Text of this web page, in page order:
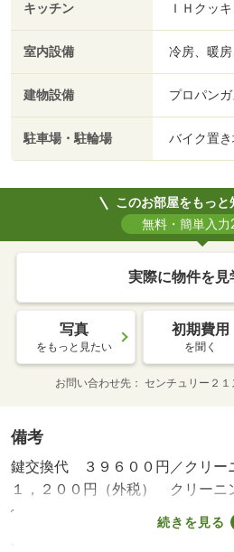
キッチン ＩＨクッ
室内設備 冷房、暖
建物設備 プロパンガ
駐車場・駐輪場 バイク置
このお部屋をもっと
無料・簡単入力
実際に物件を見
写真
をもっと見たい
初期費用
を聞く
お問い合わせ先 センチュリー２１
備考
鍵交換代 ３９６００円／クリ
１，２００円（外税） クリー
保証会社利用必：初回契約時：５
リコ［個人］連保不要［法人］連
続きを見る